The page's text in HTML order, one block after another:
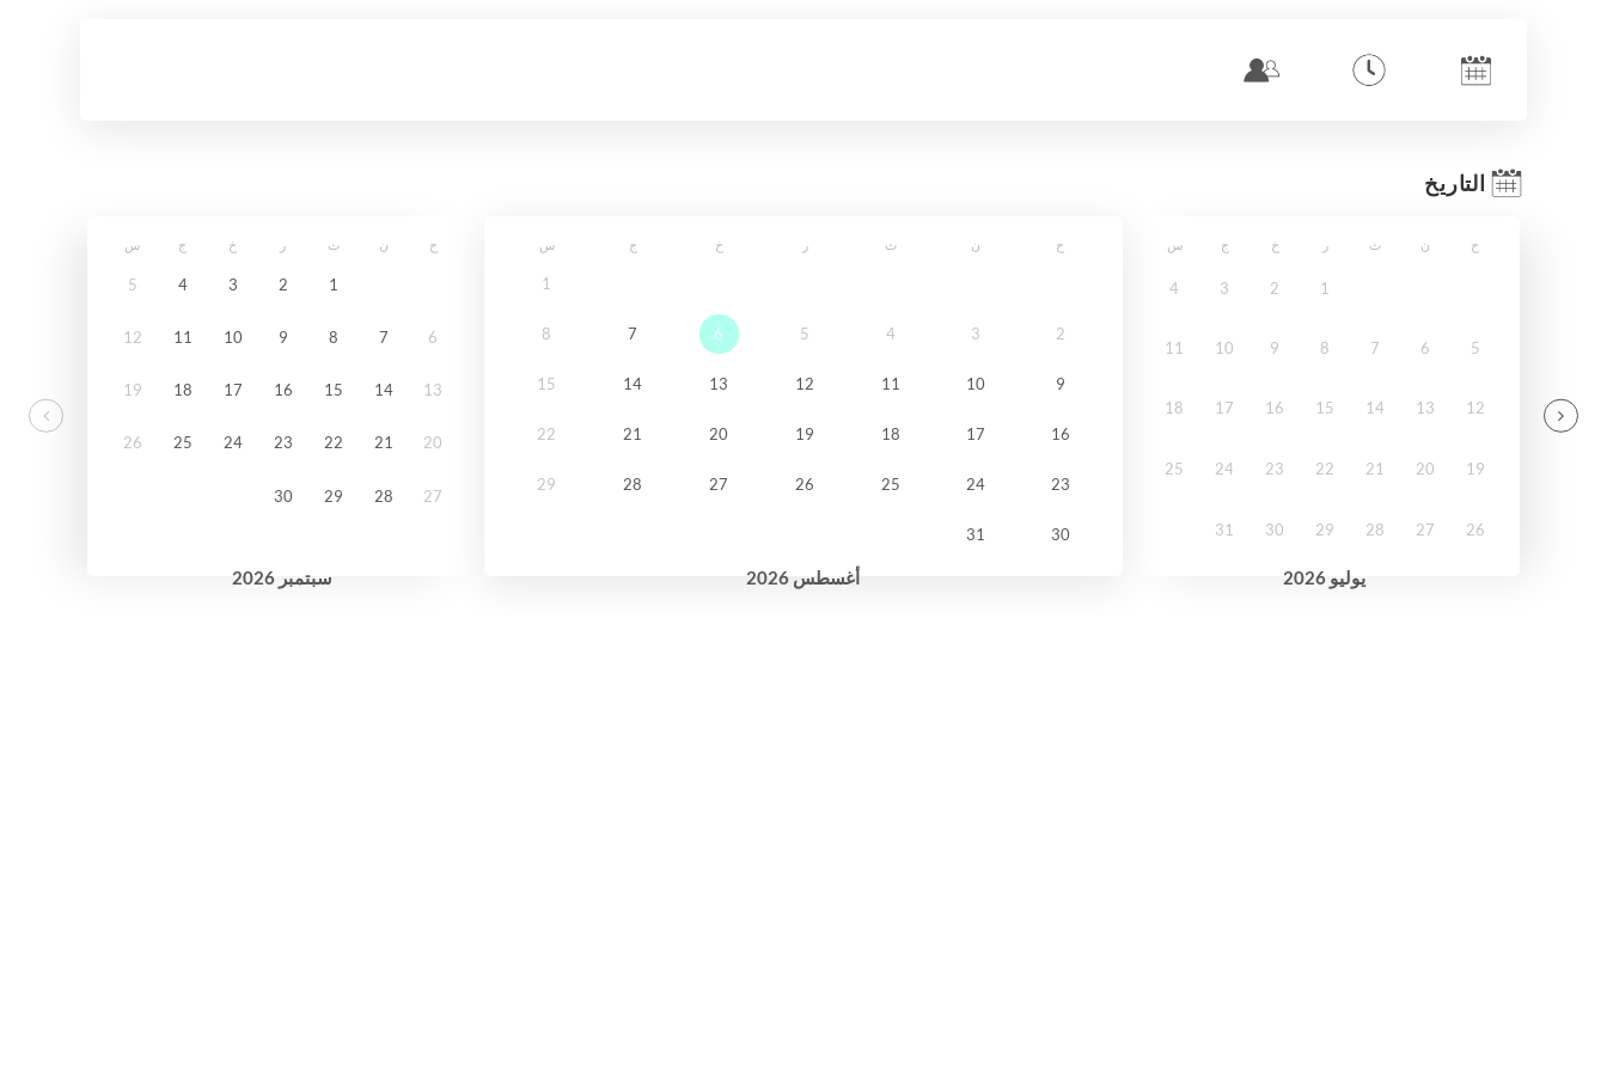
التاريخ
يوليو 2026
ح ن ث ر خ ج س
1
2
3
4
5
6
7
8
9
10
11
12
13
14
15
16
17
18
19
20
21
22
23
24
25
26
27
28
29
30
31
أغسطس 2026
ح ن ث ر خ ج س
1
2
3
4
5
6
7
8
9
10
11
12
13
14
15
16
17
18
19
20
21
22
23
24
25
26
27
28
29
30
31
سبتمبر 2026
ح ن ث ر خ ج س
1
2
3
4
5
6
7
8
9
10
11
12
13
14
15
16
17
18
19
20
21
22
23
24
25
26
27
28
29
30